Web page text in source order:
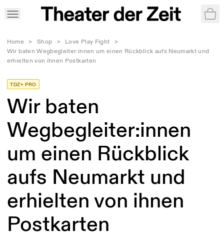
Home > Shop > Love Play Fight
>
Wir baten Wegbegleiter:innen um einen Rückblick aufs Neumarkt und
erhielten von ihnen Postkarten
TDZ+ PRO
Wir baten
Wegbegleiter:innen
um einen Rückblick
aufs Neumarkt und
erhielten von ihnen
Postkarten